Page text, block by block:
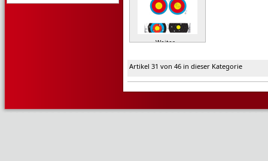
Weiter »
Artikel 31 von 46 in dieser Kategorie